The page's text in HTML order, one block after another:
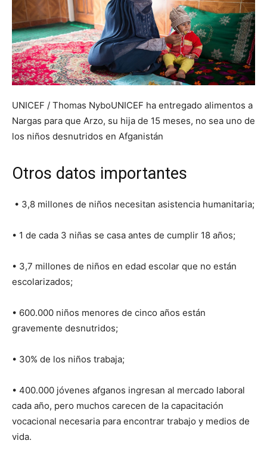
UNICEF / Thomas NyboUNICEF ha entregado alimentos a
Nargas para que Arzo, su hija de 15 meses, no sea uno de
los niños desnutridos en Afganistán
Otros datos importantes
• 3,8 millones de niños necesitan asistencia humanitaria;
• 1 de cada 3 niñas se casa antes de cumplir 18 años;
• 3,7 millones de niños en edad escolar que no están
escolarizados;
• 600.000 niños menores de cinco años están
gravemente desnutridos;
• 30% de los niños trabaja;
• 400.000 jóvenes afganos ingresan al mercado laboral
cada año, pero muchos carecen de la capacitación
vocacional necesaria para encontrar trabajo y medios de
vida.